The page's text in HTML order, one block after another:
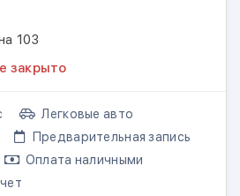
103
закрыто
Легковые авто
Предварительная запись
Оплата наличными